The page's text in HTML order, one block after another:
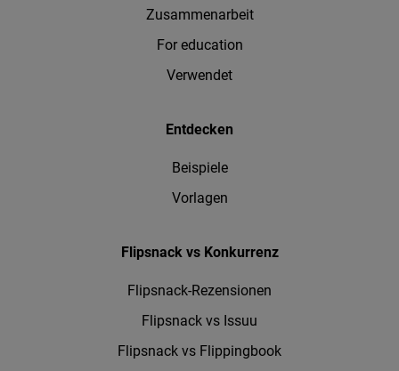
Zusammenarbeit
For education
Verwendet
Entdecken
Beispiele
Vorlagen
Flipsnack vs Konkurrenz
Flipsnack-Rezensionen
Flipsnack vs Issuu
Flipsnack vs Flippingbook